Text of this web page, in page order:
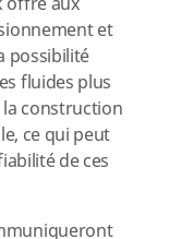
et
possibilité
fluides plus
construction
ce qui peut
de ces